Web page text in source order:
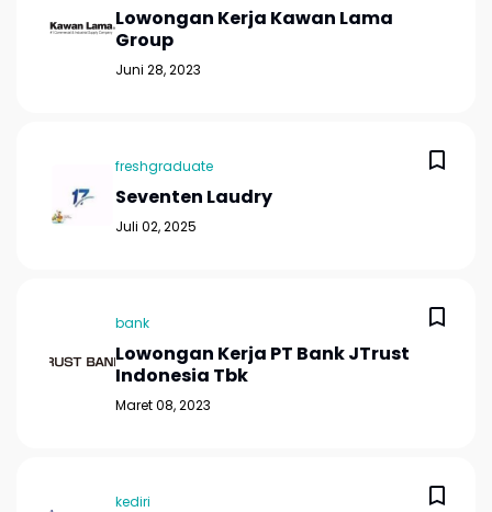
Lowongan Kerja Kawan Lama
Group
Juni 28, 2023
freshgraduate
Seventen Laudry
Juli 02, 2025
bank
Lowongan Kerja PT Bank JTrust
Indonesia Tbk
Maret 08, 2023
kediri